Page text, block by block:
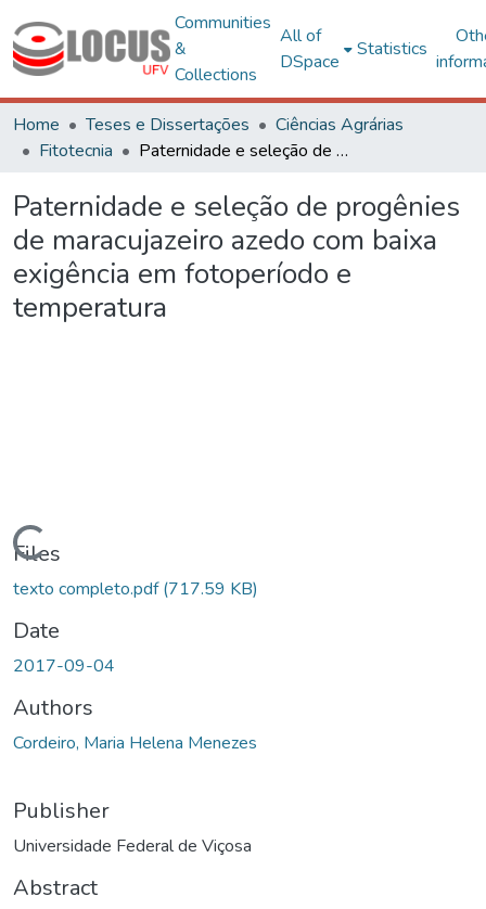
Communities
&
Collections
All of
DSpace
Statistics
Home Teses e Dissertações
Ciências Agrárias
Fitotecnia
Paternidade e seleção de progênies de maracujazeiro azedo com baixa exigência em fotoperíodo e temperatura
Paternidade e seleção de progênies
de maracujazeiro azedo com baixa
exigência em fotoperíodo e
temperatura
Files
texto completo.pdf(717.59 KB)
Date
2017-09-04
Authors
Cordeiro, Maria Helena Menezes
Publisher
Universidade Federal de Viçosa
Abstract